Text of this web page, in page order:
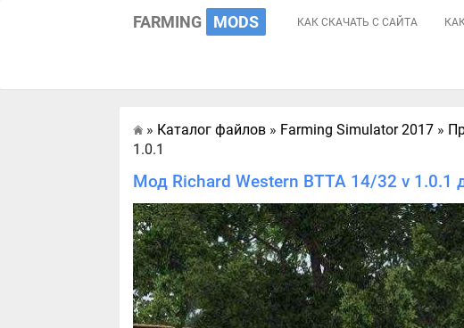
FARMING MODS КАК СКАЧАТЬ С САЙТА
Главная
» Каталог файлов » Farming Simulator 2017 »
1.0.1
Мод Richard Western BTTA 14/32 v 1.0.1